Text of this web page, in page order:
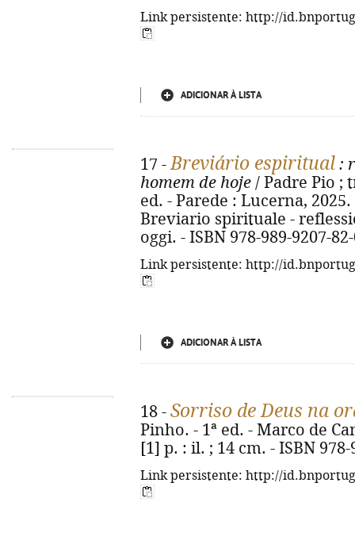
Link persistente: http://
ADICIONAR À LISTA
17 -Breviário espiritual :
homem de hoje / Padre Pio ;
ed. - Parede : Lucerna,
Breviario spirituale -
oggi. - ISBN 978-989-9207-
Link persistente: http://
ADICIONAR À LISTA
18 - Sorriso de Deus na
Pinho. - 1ª ed. - Marco de
[1] p. : il. ; 14 cm. - ISBN 978-
Link persistente: http://